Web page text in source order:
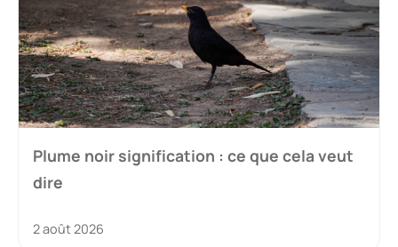
Plume noir signification : ce que cela veut
dire
2 août 2026